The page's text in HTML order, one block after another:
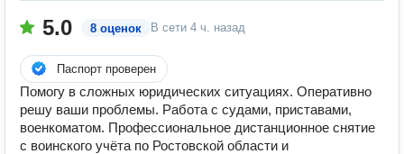
5.0 8 оценок В сети 4 ч. назад
Паспорт проверен
Помогу в сложных юридических ситуациях. Оперативно
решу ваши проблемы. Работа с судами, приставами,
военкоматом. Профессиональное дистанционное снятие
с воинского учёта по Ростовской области и